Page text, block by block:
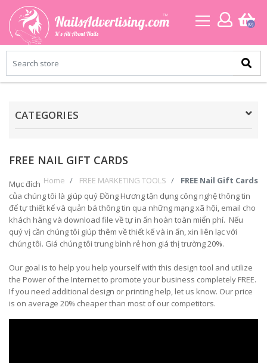
(0)
CATEGORIES
FREE NAIL GIFT CARDS
Home FREE MARKETING TOOLS FREE Nail Gift Cards
Mục đích
của chúng tôi là giúp quý Đồng Hương tận dụng công nghệ thông tin
để tự thiết kế và quản bá thông tin qua những mạng xã hội, email cho
khách hàng và download file về tự in ấn hoàn toàn miển phí. Nếu
quý vị cần chúng tôi giúp thêm về thiết kế và in ấn, xin liên lạc với
chúng tôi. Giá chúng tôi trung bình rẻ hơn giá thị trường 20%.
Our goal is to help you help yourself with this design tool and utilize
the Power of the Internet to promote your business completely FREE.
If you need additional design or printing help, let us know. Our price
is on average 20% cheaper than most of our competitors.